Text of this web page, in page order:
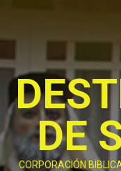
contenido
DE
CORPORACIÓN